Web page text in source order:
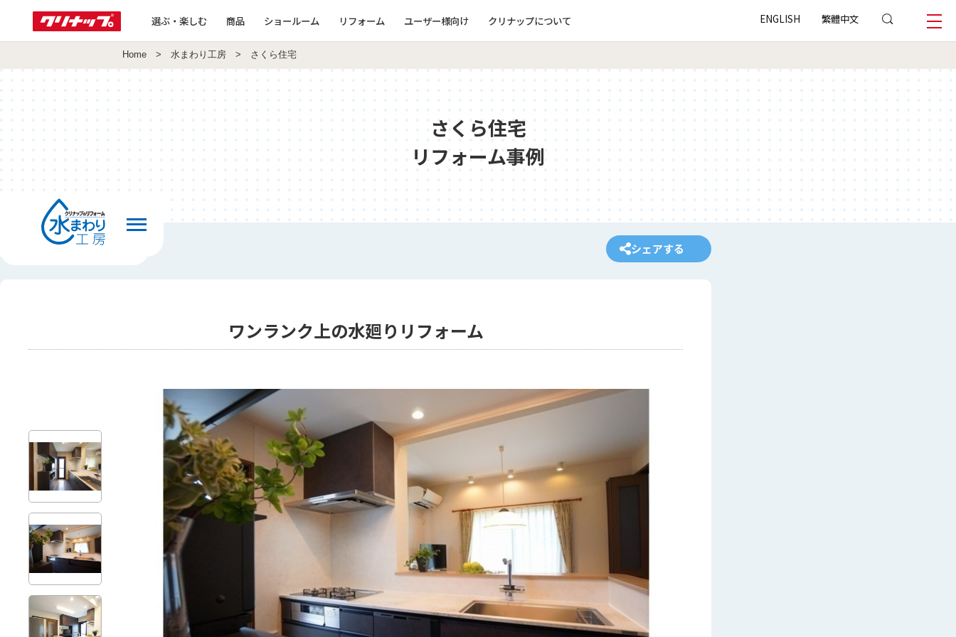
選ぶ・楽しむ 商品 ショールーム リフォーム ユーザー様向け クリナップについて ENGLISH 繁體中文
Home > 水まわり工房 > さくら住宅
さくら住宅
リフォーム事例
前の画面へ戻る シェアする
ワンランク上の水廻りリフォーム